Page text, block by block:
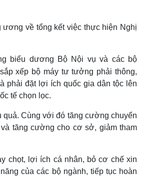
về tổng kết việc thực hiện Nghị
biểu dương Bộ Nội vụ và các bộ
xếp bộ máy tư tưởng phải thông,
phải đặt lợi ích quốc gia dân tộc lên
tế chọn lọc.
quả. Cùng với đó tăng cường chuyển
tăng cường cho cơ sở, giảm tham
chọt, lợi ích cá nhân, bỏ cơ chế xin
của các bộ ngành, tiếp tục hoàn